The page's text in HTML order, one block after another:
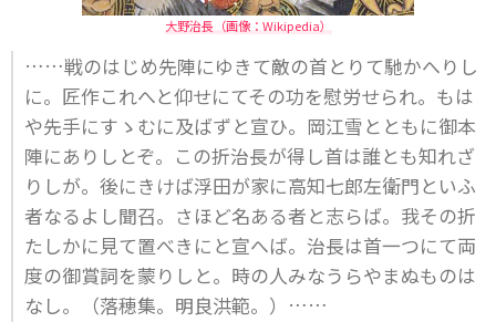
大野治長（画像：Wikipedia）
……戦のはじめ先陣にゆきて敵の首とりて馳かへりし
に。匠作これへと仰せにてその功を慰労せられ。もは
や先手にすゝむに及ばずと宣ひ。岡江雪とともに御本
陣にありしとぞ。この折治長が得し首は誰とも知れざ
りしが。後にきけば浮田が家に高知七郎左衛門といふ
者なるよし聞召。さほど名ある者と志らば。我その折
たしかに見て置べきにと宣へば。治長は首一つにて両
度の御賞詞を蒙りしと。時の人みなうらやまぬものは
なし。（落穂集。明良洪範。）……